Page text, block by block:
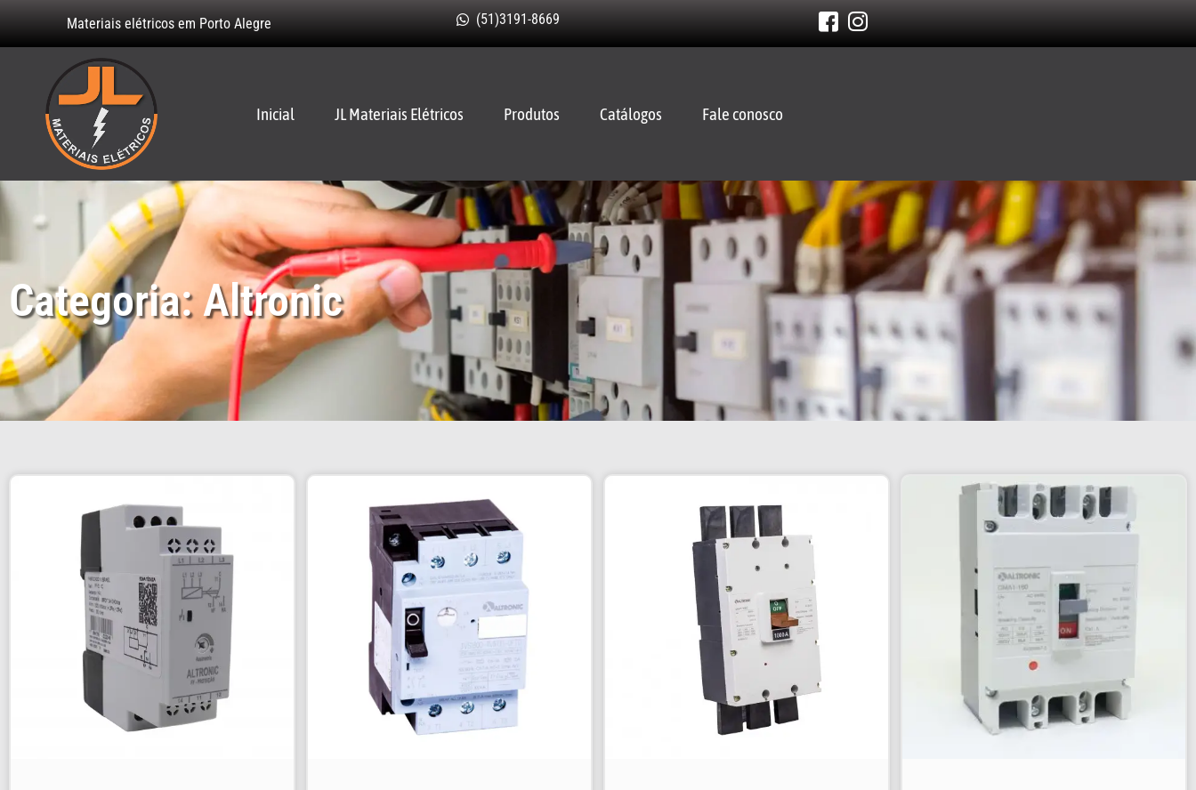
Materiais elétricos em Porto Alegre (51)3191-8669
Inicial JL Materiais Elétricos Produtos Catálogos Fale conosco
Categoria: Altronic